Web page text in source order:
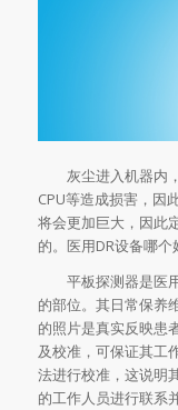
灰尘进入机器内，
CPU等造成损害，因
将会更加巨大，因此
的。医用DR设备哪个
平板探测器是医用
的部位。其日常保养
的照片是真实反映患
及校准，可保证其工
法进行校准，这说明
的工作人员进行联系